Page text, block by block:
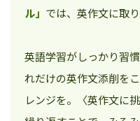
ル」 では、英作文に取り
英語学習がしっかり習
れだけの英作文添削を
レンジを。〈英作文に